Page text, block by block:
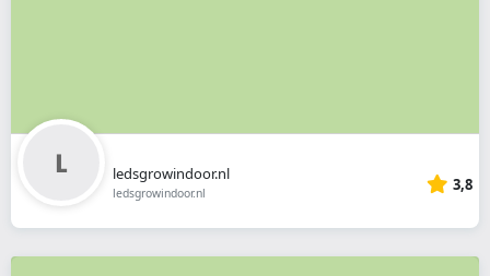
ledsgrowindoor.nl
ledsgrowindoor.nl 3,8